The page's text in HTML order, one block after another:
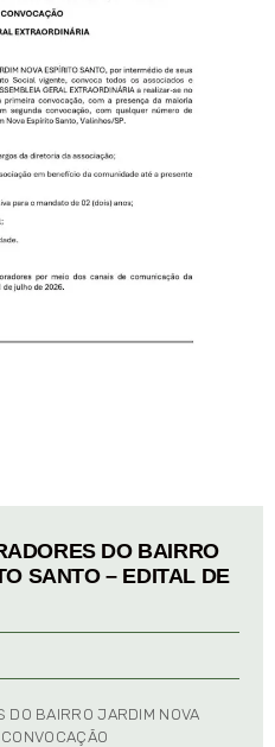
DO BAIRRO
SANTO – EDITAL DE
DO BAIRRO JARDIM NOVA